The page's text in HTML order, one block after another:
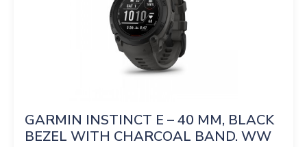
GARMIN INSTINCT E – 40 MM, BLACK
BEZEL WITH CHARCOAL BAND. WW